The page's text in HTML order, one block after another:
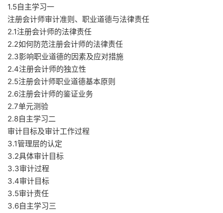
1.5自主学习一
注册会计师审计准则、职业道德与法律责任
2.1注册会计师的法律责任
2.2如何防范注册会计师的法律责任
2.3影响职业道德的因素及应对措施
2.4注册会计师的独立性
2.5注册会计师职业道德基本原则
2.6注册会计师的鉴证业务
2.7单元测验
2.8自主学习二
审计目标及审计工作过程
3.1管理层的认定
3.2具体审计目标
3.3审计过程
3.4审计目标
3.5审计责任
3.6自主学习三